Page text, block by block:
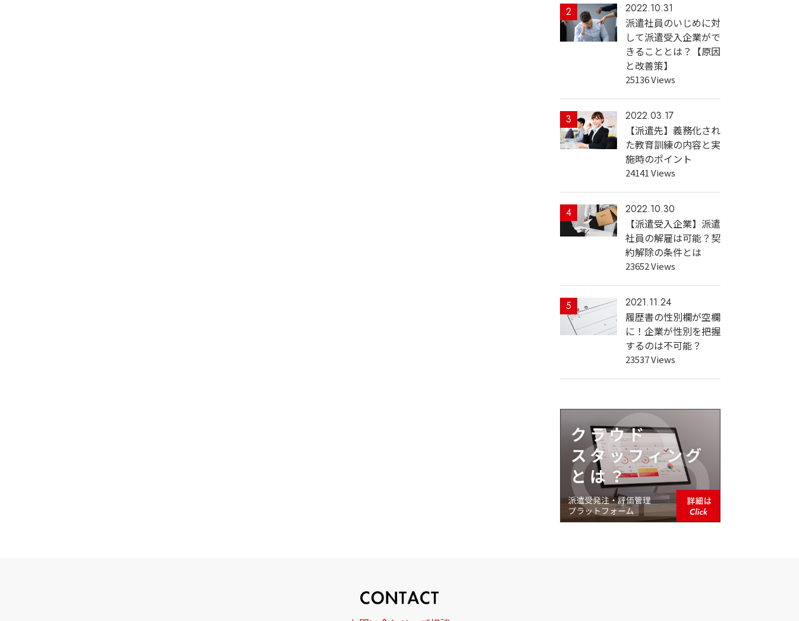
2 2022.10.31
派遣社員のいじめに対
して派遣受入企業がで
きることとは？【原因
と改善策】
25136 Views
3 2022.03.17
【派遣先】義務化され
た教育訓練の内容と実
施時のポイント
24141 Views
4 2022.10.30
【派遣受入企業】派遣
社員の解雇は可能？契
約解除の条件とは
23652 Views
5 2021.11.24
履歴書の性別欄が空欄
に！企業が性別を把握
するのは不可能？
23537 Views